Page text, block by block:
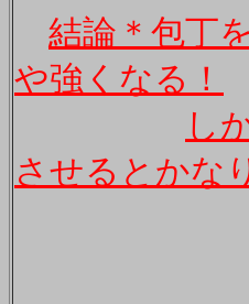
結論＊包丁
や強くなる！
し
させるとかな